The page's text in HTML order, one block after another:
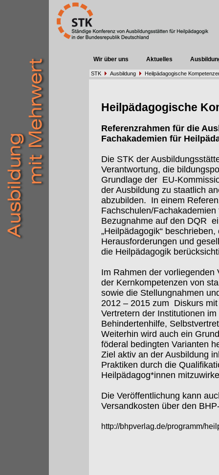
Wir über uns Aktuelles
STK Ausbildung Heilpädagogische
Heilpädagogische
Referenzrahmen für die
Fachakademien für
Die STK der
Verantwortung, die
Grundlage der EU-
der Ausbildung zu staatlich
abzubilden. In einem
Fachschulen/
Bezugnahme auf den DQR
„Heilpädagogik“
Herausforderungen und
die Heilpädagogik
Im Rahmen der
der Kernkompetenzen von
sowie die Stellungnahmen
2012 – 2015 zum Diskurs
Vertretern der Institutionen
Behindertenhilfe,
Weiterhin wird auch ein
föderal bedingten Varianten
Ziel aktiv an der Ausbildung
Praktiken durch die
Heilpädagog*innen
Die Veröffentlichung kann
Versandkosten über den
http://bhpverlag.de/programm/